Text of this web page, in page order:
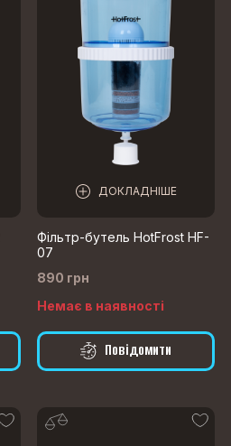
ДОКЛАДНІШЕ
Фільтр-бутель HotFrost HF-
07
890 грн
Немає в наявності
Повідомити